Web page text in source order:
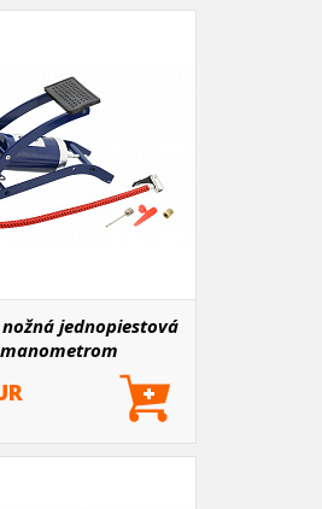
jednopiestová